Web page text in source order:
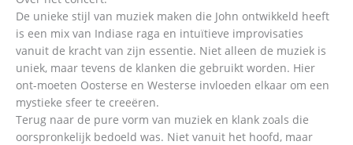
De unieke stijl van muziek maken die John ontwikkeld heeft
is een mix van Indiase raga en intuïtieve improvisaties
vanuit de kracht van zijn essentie. Niet alleen de muziek is
uniek, maar tevens de klanken die gebruikt worden. Hier
ont-moeten Oosterse en Westerse invloeden elkaar om een
mystieke sfeer te creeëren.
Terug naar de pure vorm van muziek en klank zoals die
oorspronkelijk bedoeld was. Niet vanuit het hoofd, maar